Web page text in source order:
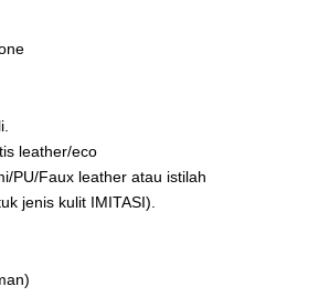
leather/eco
PU/Faux leather atau istilah
jenis kulit IMITASI).